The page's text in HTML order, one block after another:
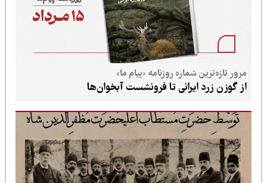
مرور تازه‌ترین شماره روزنامه «پیام ما»
از گوزن زرد ایرانی تا فرونشست آبخوان‌ها